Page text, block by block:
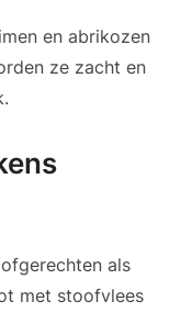
en abrikozen
ze zacht en
als
met stoofvlees